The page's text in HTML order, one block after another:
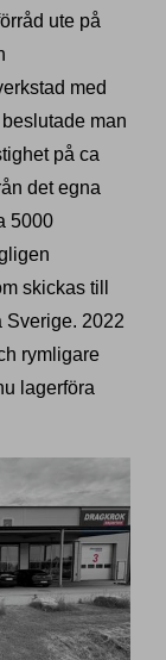
ute på
med
man
på ca
det egna
5000
skickas till
Sverige. 2022
rymligare
lagerföra